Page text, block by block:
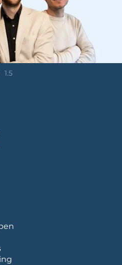
1.5